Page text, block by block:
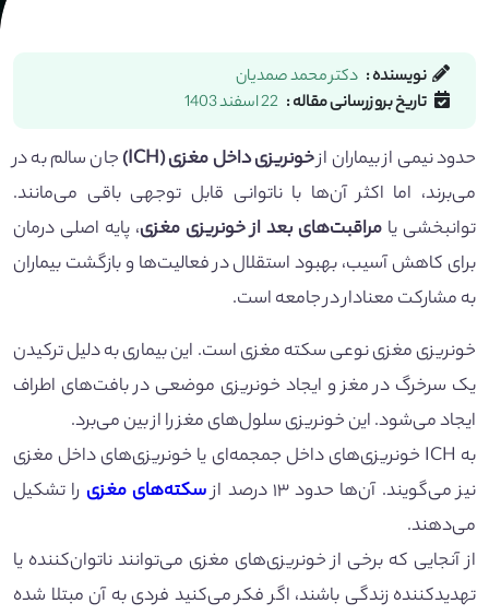
نویسنده : دکتر محمد صمدیان
تاریخ بروزرسانی مقاله : 22 اسفند 1403
حدود نیمی از بیماران ازخونریزی داخل مغزی (ICH)
جان سالم به در
می‌برند، اما اکثر آن‌ها با ناتوانی قابل توجهی باقی می‌مانند.
توانبخشی یا مراقبت‌های بعد از خونریزی مغزی، پایه اصلی درمان
برای کاهش آسیب، بهبود استقلال در فعالیت‌ها و بازگشت بیماران
به مشارکت معنادار در جامعه است.
خونریزی مغزی نوعی سکته مغزی است. این بیماری به دلیل ترکیدن
یک سرخرگ در مغز و ایجاد خونریزی موضعی در بافت‌های اطراف
ایجاد می‌شود. این خونریزی سلول‌های مغز را از بین می‌برد.
به ICH خونریزی‌های داخل جمجمه‌ای یا خونریزی‌های داخل مغزی
نیز می‌گویند. آن‌ها حدود ۱۳ درصد از
سکته‌های مغزی را تشکیل
می‌دهند.
از آنجایی که برخی از خونریزی‌های مغزی می‌توانند ناتوان‌کننده یا
تهدید‌کننده زندگی باشند، اگر فکر می‌کنید فردی به آن مبتلا شده